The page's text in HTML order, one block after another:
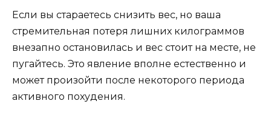
Если вы стараетесь снизить вес, но ваша
стремительная потеря лишних килограммов
внезапно остановилась и вес стоит на месте, не
пугайтесь. Это явление вполне естественно и
может произойти после некоторого периода
активного похудения.